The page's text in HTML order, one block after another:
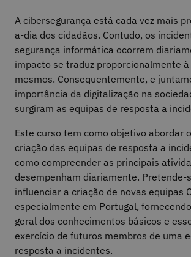
A cibersegurança está cada vez mais
a-dia dos cidadãos. Contudo, os
segurança informática ocorrem
impacto se traduz proporcionalmente à
mesmos. Consequentemente, e
importância da digitalização na
surgiram as equipas de resposta a
Este curso tem como objetivo abordar
criação das equipas de resposta a
como compreender as principais
desempenham diariamente. Pretende-
influenciar a criação de novas equipas
especialmente em Portugal,
geral dos conhecimentos básicos e
exercício de futuros membros de uma
resposta a incidentes.